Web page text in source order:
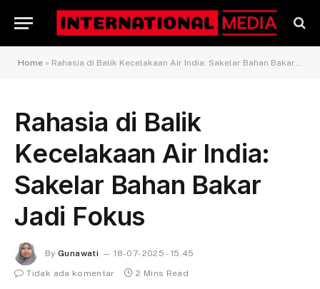
Home » Rahasia di Balik Kecelakaan Air India: Sakelar Bahan Bakar Jadi Fokus
Rahasia di Balik
Kecelakaan Air India:
Sakelar Bahan Bakar
Jadi Fokus
By Gunawati
18-07-2025 - 15.45
Tidak ada komentar
2 Mins Read